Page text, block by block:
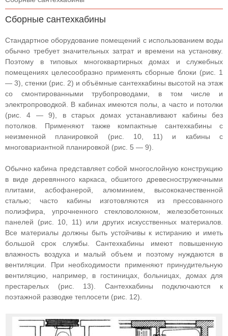
Сборные сантехкабины
Стандартное оборудование помещений с использованием воды
обычно требует значительных затрат и времени на установку.
Поэтому в типовых многоквартирных домах и служебных
помещениях целесообразно применять сборные блоки (рис. 1
— 3), стенки (рис. 2) и объёмные сантехкабины высотой на этаж
со смонтированными трубопроводами, в том числе и
электропроводкой. В кабинах имеются полы, а часто и потолки
(рис. 4 — 9), в старых домах устанавливают кабины без
потолков. Применяют также компактные сантехкабины с
неизменной планировкой (рис. 10, 11) и кабины с
многовариантной планировкой (рис. 5 — 9).
Обычно кабина представляет собой многослойную конструкцию
в виде деревянного каркаса, обшитого древесностружечными
плитами, асбофанерой, алюминием, высококачественной
сталью; часто кабины изготовляются из прессованного
полиэфира, упрочненного стекловолокном, железобетонных
панелей (рис. 10, 11) или других искусственных материалов.
Все материалы должны быть устойчивы к истиранию и иметь
большой срок службы. Сантехкабины имеют повышенную
влажность воздуха и малый объем и поэтому нуждаются в
вентиляции. При необходимости применяют принудительную
вентиляцию, например, в гостиницах, больницах, домах для
престарелых (рис. 13). Сантехкабины подключаются к
поэтажной разводке теплосети (рис. 12).